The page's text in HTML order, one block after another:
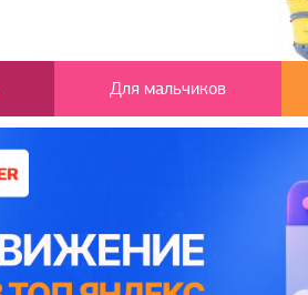
Для мальчиков